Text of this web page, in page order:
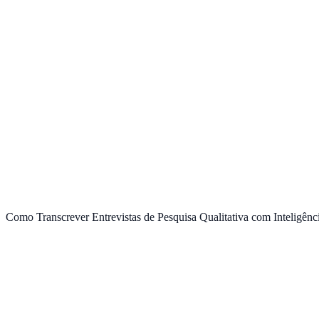
Como Transcrever Entrevistas de Pesquisa Qualitativa com